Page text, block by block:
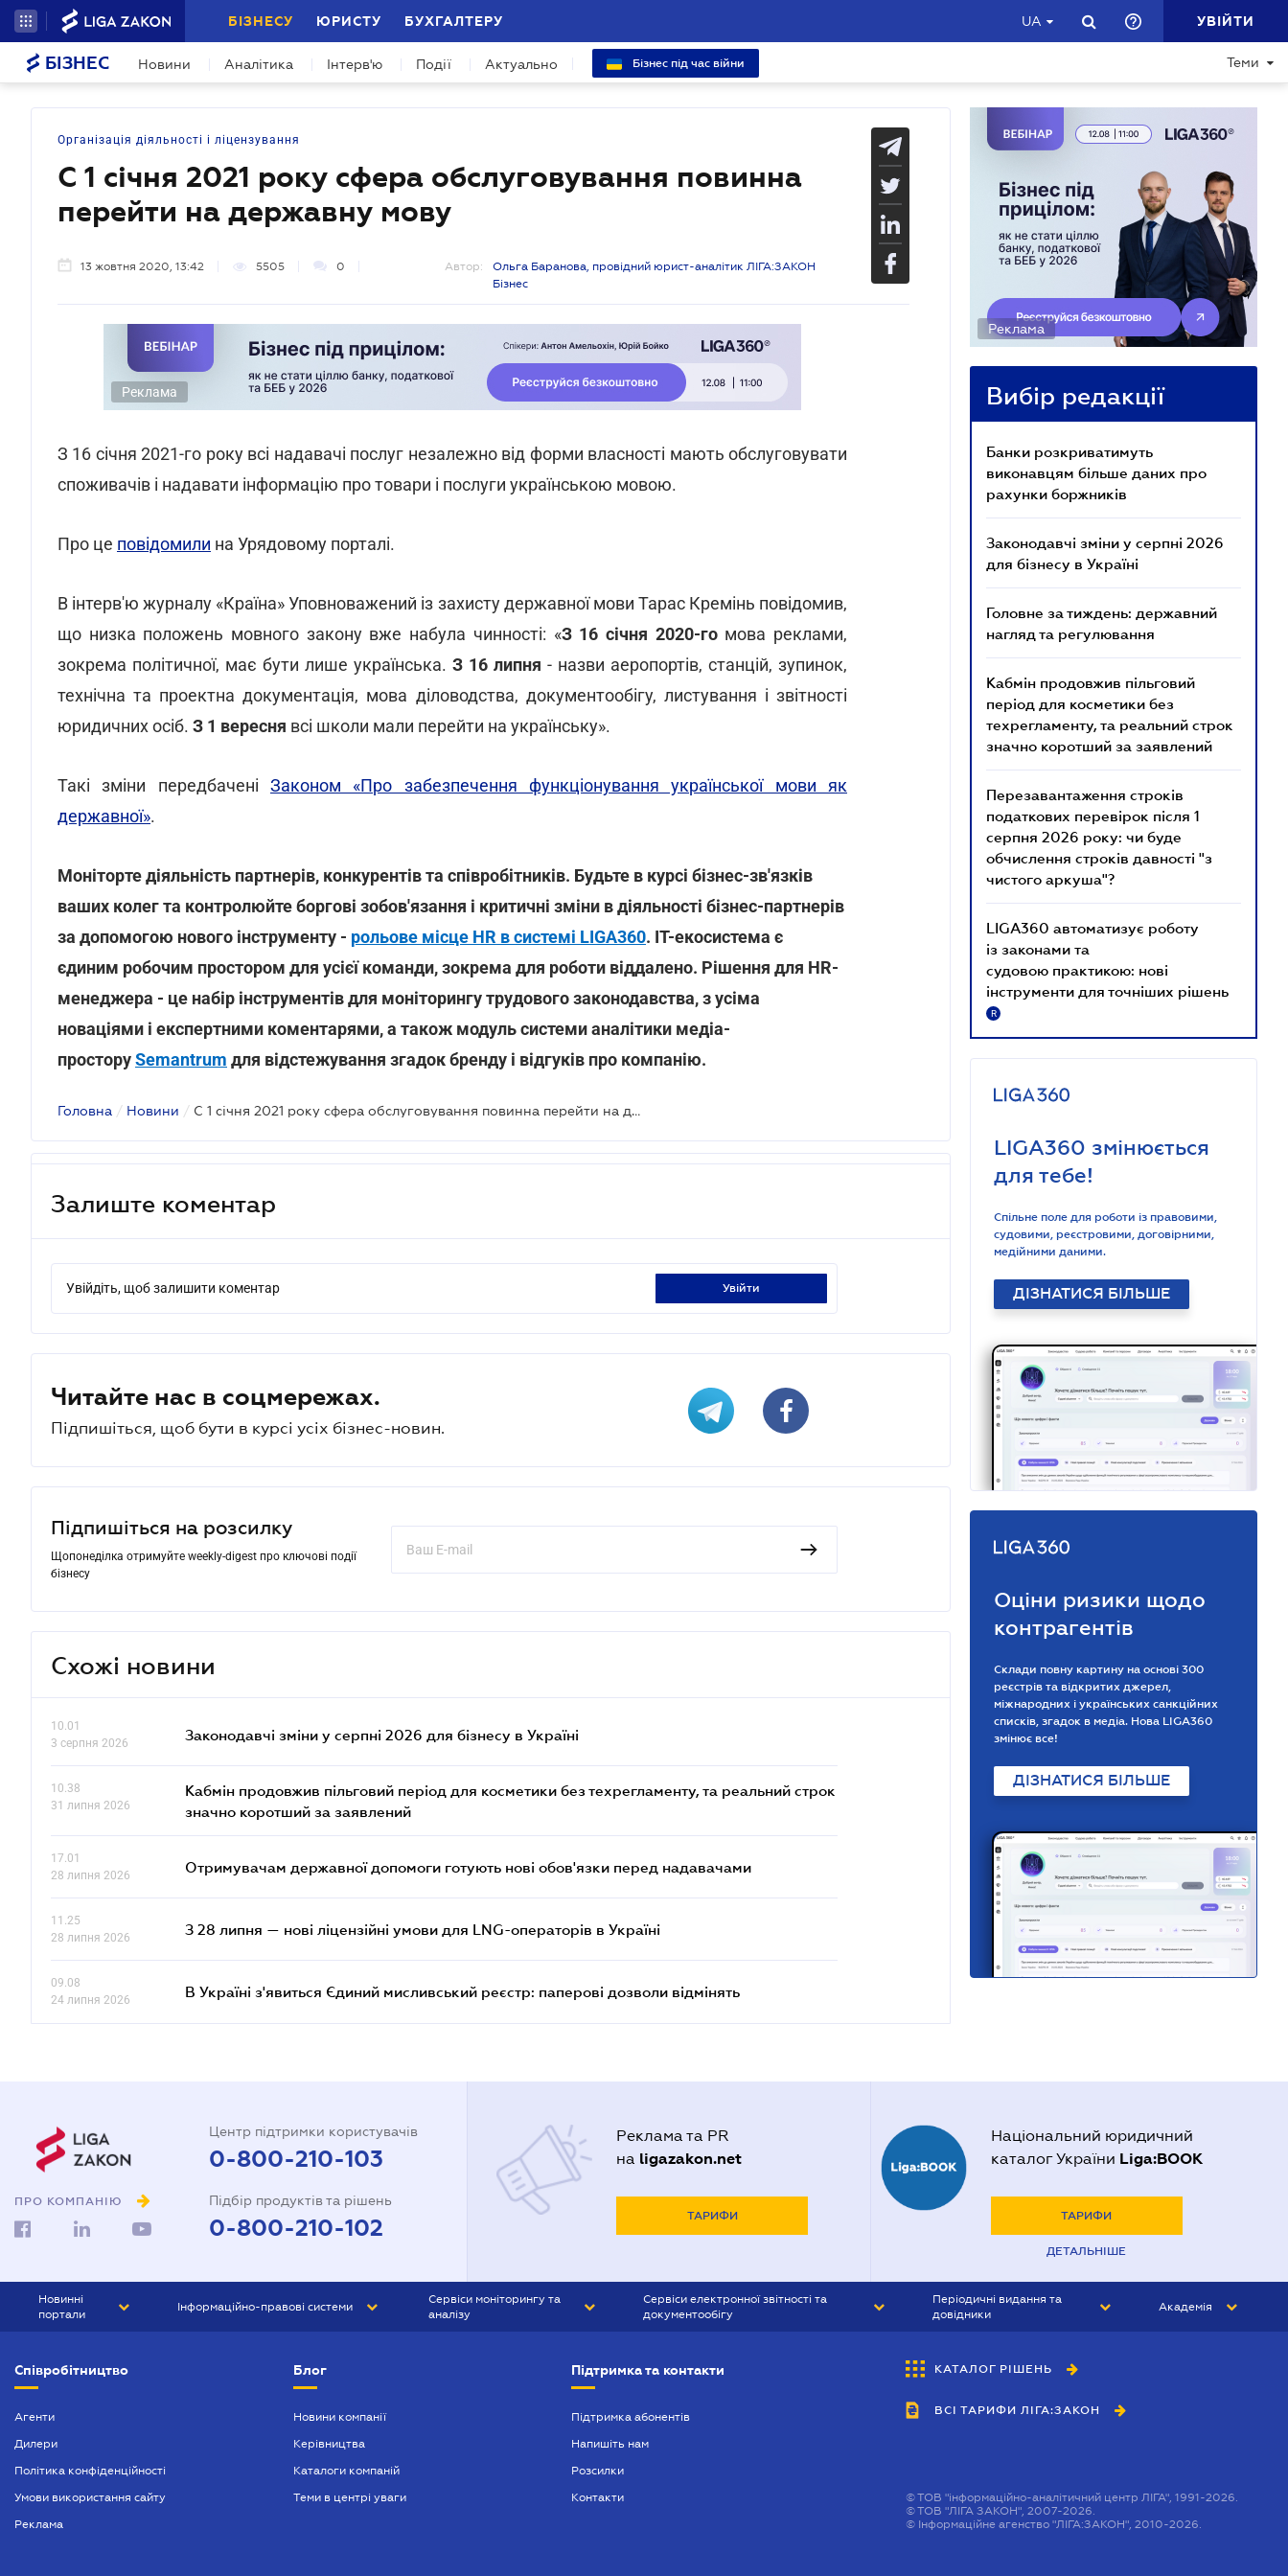
БІЗНЕСУ ЮРИСТУ БУХГАЛТЕРУ UA УВІЙТИ
БІЗНЕС Новини Аналітика Інтерв'ю Події Актуально Бізнес під час війни Теми
Організація діяльності і ліцензування
C 1 січня 2021 року сфера обслуговування повинна
перейти на державну мову
13 жовтня 2020, 13:42 5505 0 Автор:
Ольга Баранова, провідний юрист-аналітик ЛІГА:ЗАКОН
Бізнес
Реклама
З 16 січня 2021-го року всі надавачі послуг незалежно від форми власності мають обслуговувати
споживачів і надавати інформацію про товари і послуги українською мовою.
Про це повідомили на Урядовому порталі.
В інтерв'ю журналу «Країна» Уповноважений із захисту державної мови Тарас Кремінь повідомив,
що низка положень мовного закону вже набула чинності: «З 16 січня 2020-гомова реклами,
зокрема політичної, має бути лише українська. З 16 липня - назви аеропортів, станцій, зупинок,
технічна та проектна документація, мова діловодства, документообігу, листування і звітності
юридичних осіб. З 1 вересня всі школи мали перейти на українську».
Такі зміни передбачені Законом «Про забезпечення функціонування української мови як
державної».
Моніторте діяльність партнерів, конкурентів та співробітників. Будьте в курсі бізнес-зв'язків
ваших колег та контролюйте боргові зобов'язання і критичні зміни в діяльності бізнес-партнерів
за допомогою нового інструменту - рольове місце HR в системі LIGA360. IT-екосистема є
єдиним робочим простором для усієї команди, зокрема для роботи віддалено. Рішення для HR-
менеджера - це набір інструментів для моніторингу трудового законодавства, з усіма
новаціями і експертними коментарями, а також модуль системи аналітики медіа-
просторуSemantrum для відстежування згадок бренду і відгуків про компанію.
Головна / Новини / C 1 січня 2021 року сфера обслуговування повинна перейти на державну мову
Залиште коментар
Увійдіть, щоб залишити коментар увійти
Читайте нас в соцмережах.
Підпишіться, щоб бути в курсі усіх бізнес-новин.
Підпишіться на розсилку
Щопонеділка отримуйте weekly-digest про ключові події
бізнесу
Схожі новини
10.01
3 серпня 2026
Законодавчі зміни у серпні 2026 для бізнесу в Україні
10.38
31 липня 2026
Кабмін продовжив пільговий період для косметики без техрегламенту, та реальний строк
значно коротший за заявлений
17.01
28 липня 2026
Отримувачам державної допомоги готують нові обов'язки перед надавачами
11.25
28 липня 2026
З 28 липня — нові ліцензійні умови для LNG-операторів в Україні
09.08
24 липня 2026
В Україні з'явиться Єдиний мисливський реєстр: паперові дозволи відмінять
Реклама
Вибір редакції
Банки розкриватимуть
виконавцям більше даних про
рахунки боржників
Законодавчі зміни у серпні 2026
для бізнесу в Україні
Головне за тиждень: державний
нагляд та регулювання
Кабмін продовжив пільговий
період для косметики без
техрегламенту, та реальний строк
значно коротший за заявлений
Перезавантаження строків
податкових перевірок після 1
серпня 2026 року: чи буде
обчислення строків давності "з
чистого аркуша"?
LIGA360 автоматизує роботу
із законами та
судовою практикою: нові
інструменти для точніших рішень
R
LIGA360 змінюється
для тебе!
Спільне поле для роботи із правовими,
судовими, реєстровими, договірними,
медійними даними.
ДІЗНАТИСЯ БІЛЬШЕ
Оціни ризики щодо
контрагентів
Склади повну картину на основі 300
реєстрів та відкритих джерел,
міжнародних і українських санкційних
списків, згадок в медіа. Нова LIGA360
змінює все!
ДІЗНАТИСЯ БІЛЬШЕ
ПРО КОМПАНІЮ
Центр підтримки користувачів
0-800-210-103
Підбір продуктів та рішень
0-800-210-102
Реклама та PR
на ligazakon.net
ТАРИФИ
Національний юридичний
каталог України Liga:BOOK
ТАРИФИ
ДЕТАЛЬНІШЕ
Новинні
портали
БІЗНЕС
Інформаційно-правові системи
БУХГАЛТЕР ПРОФ
Сервіси моніторингу та
аналізу
Сервіси електронної звітності та
документообігу
Періодичні видання та
довідники
БУХГАЛТЕР&ЗАКОН
ВІСНИК МСФЗ
Академія
Співробітництво
Агенти
Дилери
Політика конфіденційності
Умови використання сайту
Реклама
Блог
Новини компанії
Керівництва
Каталоги компаній
Теми в центрі уваги
Підтримка та контакти
Підтримка абонентів
Напишіть нам
Розсилки
Контакти
КАТАЛОГ РІШЕНЬ
ВСІ ТАРИФИ ЛІГА:ЗАКОН
©ТОВ "інформаційно-аналітичний центр ЛІГА", 1991-2026.
©ТОВ "ЛІГА ЗАКОН", 2007-2026.
© Інформаційне агенство "ЛІГА:ЗАКОН", 2010-2026.